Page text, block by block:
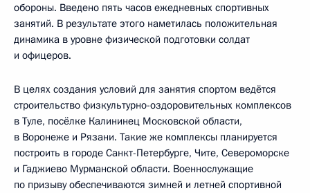
обороны. Введено пять часов ежедневных спортивных
занятий. В результате этого наметилась положительная
динамика в уровне физической подготовки солдат
и офицеров.
В целях создания условий для занятия спортом ведётся
строительство физкультурно-оздоровительных комплексов
в Туле, посёлке Калининец Московской области,
в Воронеже и Рязани. Такие же комплексы планируется
построить в городе Санкт-Петербурге, Чите, Североморске
и Гаджиево Мурманской области. Военнослужащие
по призыву обеспечиваются зимней и летней спортивной